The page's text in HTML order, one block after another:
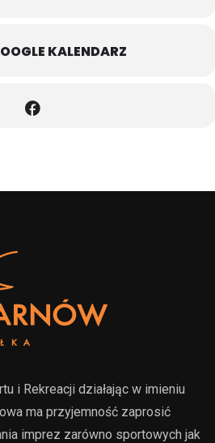
KALENDARZ
i Rekreacji działając w imieniu
ma przyjemność zaprosić
imprez zarówno sportowych jak